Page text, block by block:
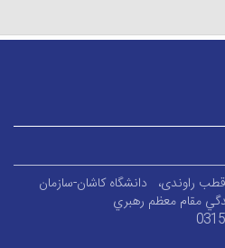
دانشگاه کاشان-سازمان
مقام معظم رهبري